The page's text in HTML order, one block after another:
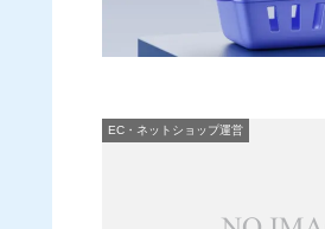
EC・ネットショップ運営